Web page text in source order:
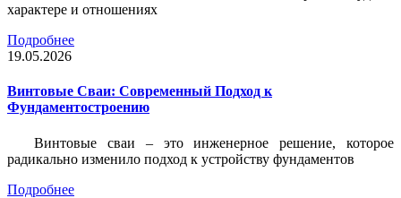
характере и отношениях
Подробнее
19.05.2026
Винтовые Сваи: Современный Подход к
Фундаментостроению
Винтовые сваи – это инженерное решение, которое
радикально изменило подход к устройству фундаментов
Подробнее